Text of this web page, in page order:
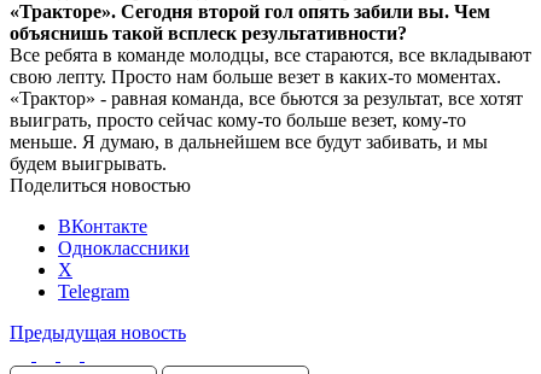
«Тракторе». Сегодня второй гол опять забили вы. Чем
объяснишь такой всплеск результативности?
Все ребята в команде молодцы, все стараются, все вкладывают
свою лепту. Просто нам больше везет в каких-то моментах.
«Трактор» - равная команда, все бьются за результат, все хотят
выиграть, просто сейчас кому-то больше везет, кому-то
меньше. Я думаю, в дальнейшем все будут забивать, и мы
будем выигрывать.
Поделиться новостью
ВКонтакте
Одноклассники
X
Telegram
Предыдущая новость